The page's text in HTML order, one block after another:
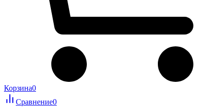
Корзина0
Сравнение0